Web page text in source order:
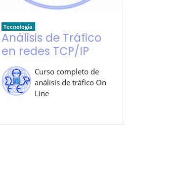
Tecnología
Análisis de Tráfico
en redes TCP/IP
Curso completo de
análisis de tráfico On
Line